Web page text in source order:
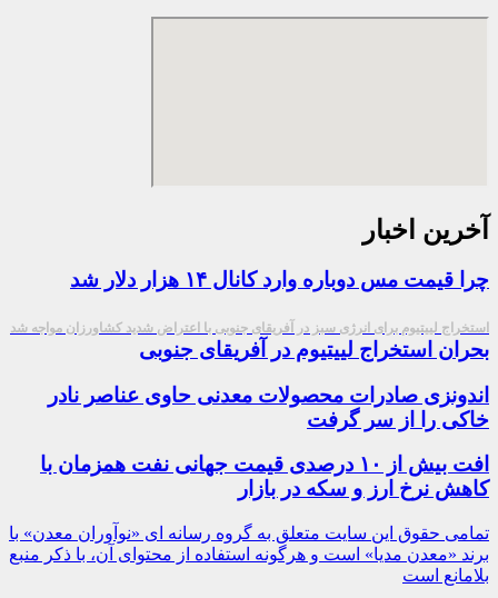
آخرین اخبار
چرا قیمت مس دوباره وارد کانال ۱۴ هزار دلار شد
استخراج لییتیوم برای انرژی سبز در آفریقای جنوبی با اعتراض شدید کشاورزان مواجه شد
بحران استخراج لییتیوم در آفریقای جنوبی
اندونزی صادرات محصولات معدنی حاوی عناصر نادر
خاکی را از سر گرفت
افت بیش از ۱۰ درصدی قیمت جهانی نفت همزمان با
کاهش نرخ ارز و سکه در بازار
تمامی حقوق این سایت متعلق به گروه رسانه ای «نوآوران معدن» با
برند «معدن مدیا» است و هرگونه استفاده از محتوای آن، با ذکر منبع
بلامانع است